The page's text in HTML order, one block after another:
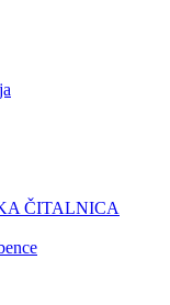
ČITALNICA